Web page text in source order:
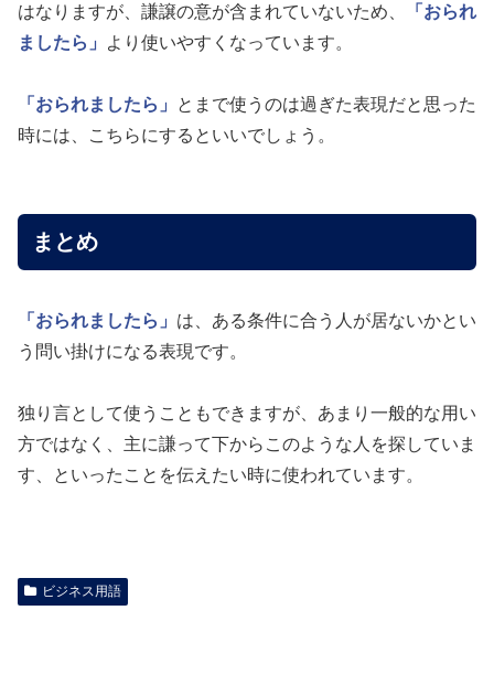
はなりますが、謙譲の意が含まれていないため、
「おられ
ましたら」
より使いやすくなっています。
「おられましたら」
とまで使うのは過ぎた表現だと思った
時には、こちらにするといいでしょう。
まとめ
「おられましたら」 は、ある条件に合う人が居ないかとい
う問い掛けになる表現です。
独り言として使うこともできますが、あまり一般的な用い
方ではなく、主に謙って下からこのような人を探していま
す、といったことを伝えたい時に使われています。
ビジネス用語